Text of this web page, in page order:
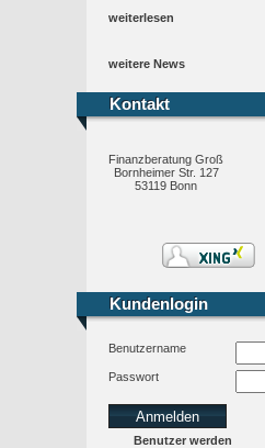
weiterlesen
weitere News
Kontakt
Kontakt
Finanzberatung Groß
Bornheimer Str. 127
53119 Bonn
Kundenlogin
Kundenlogin
Benutzername
Passwort
Benutzer werden